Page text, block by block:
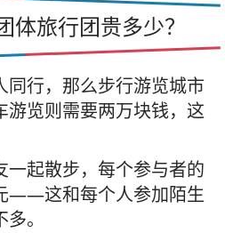
体旅行团贵多少？
同行，那么步行游览城市
游览则需要两万块钱，这
一起散步，每个参与者的
——这和每个人参加陌生
。